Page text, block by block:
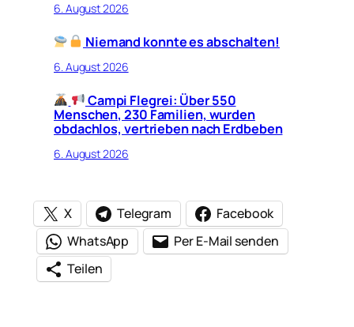
6. August 2026
Niemand konnte es abschalten!
6. August 2026
Campi Flegrei: Über 550
Menschen, 230 Familien, wurden
obdachlos, vertrieben nach Erdbeben
6. August 2026
X Telegram
Facebook
WhatsApp
Per E-Mail senden
Teilen